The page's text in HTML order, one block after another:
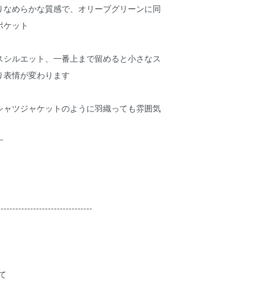
めらかな質感で、オリーブグリーンに同
ット
ルエット、一番上まで留めると小さなス
表情が変わります
ャツジャケットのように羽織っても雰囲気